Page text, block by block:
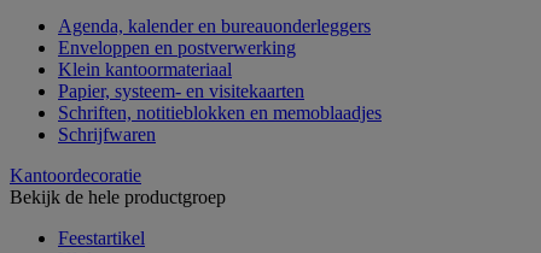
Agenda, kalender en bureauonderleggers
Enveloppen en postverwerking
Klein kantoormateriaal
Papier, systeem- en visitekaarten
Schriften, notitieblokken en memoblaadjes
Schrijfwaren
Kantoordecoratie
Bekijk de hele productgroep
Feestartikel